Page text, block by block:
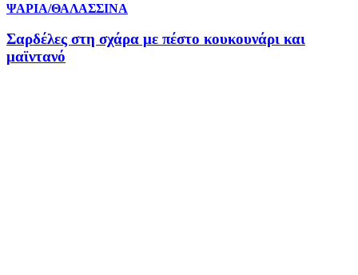
ΨΑΡΙΑ/ΘΑΛΑΣΣΙΝΑ
Σαρδέλες στη σχάρα με πέστο κουκουνάρι και
μαϊντανό